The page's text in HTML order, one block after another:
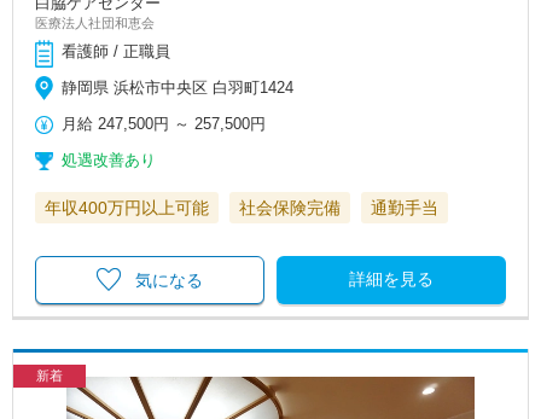
医療法人社団和恵会
看護師 / 正職員
静岡県 浜松市中央区 白羽町1424
月給 247,500円 ～ 257,500円
処遇改善あり
年収400万円以上可能 社会保険完備 通勤手当
詳細を見る
気になる
新着